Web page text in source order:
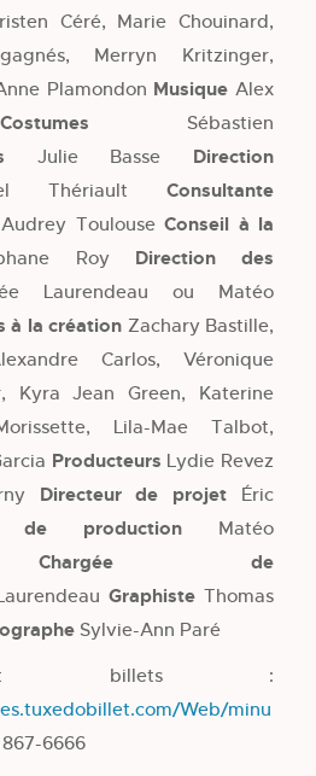
Céré, Marie Chouinard,
Merryn Kritzinger,
Plamondon Musique Alex
Costumes Sébastien
Julie Basse Direction
Thériault Consultante
Audrey ToulouseConseil à la
Roy Direction des
Laurendeau ou Matéo
à la création Zachary Bastille,
Carlos, Véronique
Kyra Jean Green, Katerine
Lila-Mae Talbot,
Producteurs Lydie Revez
Directeur de projet Éric
de productionMatéo
Chargée de
Graphiste Thomas
Sylvie-Ann Paré
et billets :
Web/minu
867-6666